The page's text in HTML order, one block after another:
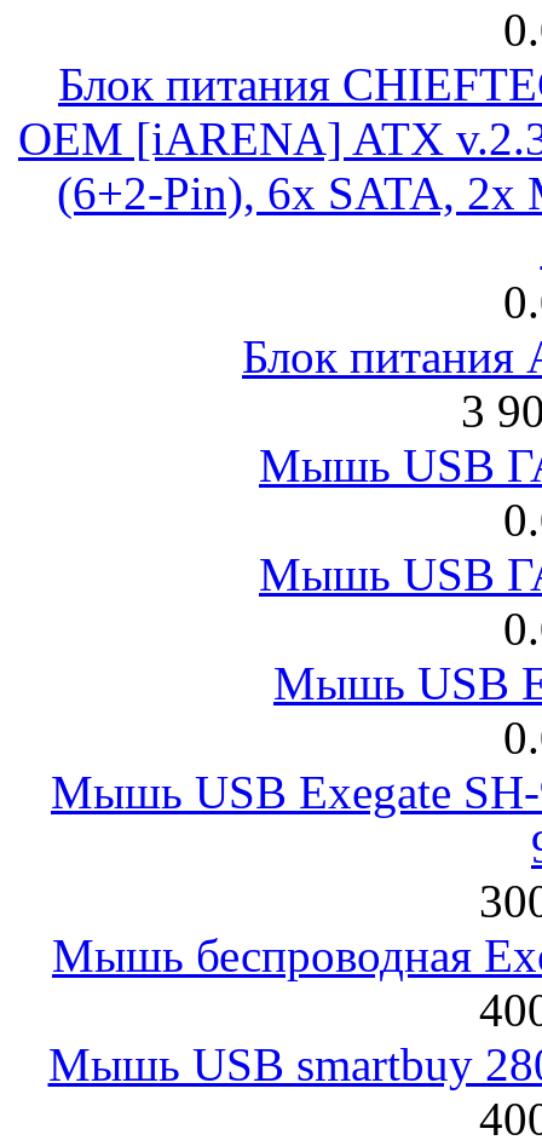
Блок питания
OEM [iARENA] ATX
(6+2-Pin), 6x SATA, 2x
Блок питания
3
Мышь USB
Мышь USB
Мышь USB
Мышь USB Exegate
Мышь беспроводная
Мышь USB smartbuy